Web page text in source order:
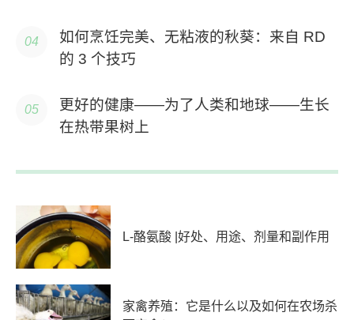
如何烹饪完美、无粘液的秋葵：来自 RD
的 3 个技巧
更好的健康——为了人类和地球——生长
在热带果树上
L-酪氨酸 |好处、用途、剂量和副作用
家禽养殖：它是什么以及如何在农场杀